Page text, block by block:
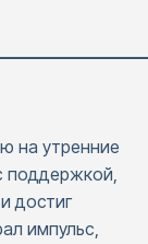
на утренние
поддержкой,
достиг
импульс,